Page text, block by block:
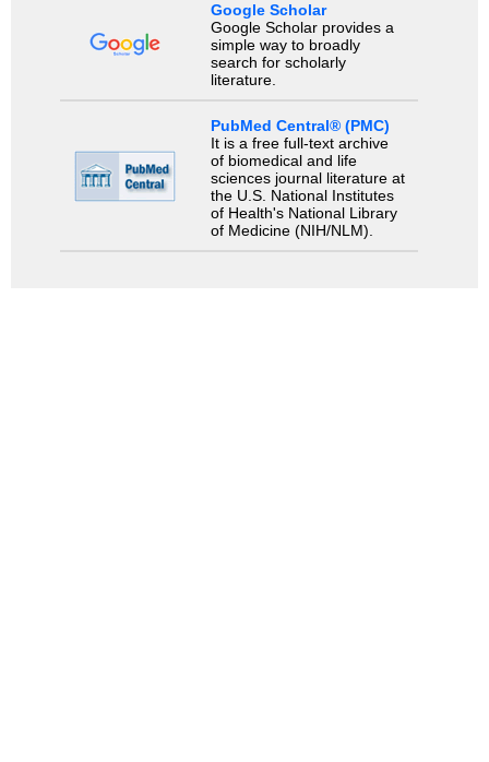
Google Scholar
Google Scholar provides a
simple way to broadly
search for scholarly
literature.
PubMed Central® (PMC)
It is a free full-text archive
of biomedical and life
sciences journal literature at
the U.S. National Institutes
of Health's National Library
of Medicine (NIH/NLM).